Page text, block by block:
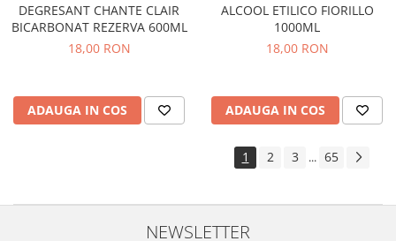
DEGRESANT CHANTE CLAIR
BICARBONAT REZERVA 600ML
18,00 RON
ADAUGA IN COS
ALCOOL ETILICO FIORILLO
1000ML
18,00 RON
ADAUGA IN COS
1 2 3 ... 65
NEWSLETTER